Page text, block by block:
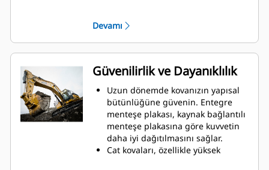
İlave taban mesafesi, kovanın alt
tarafının kazı yapmamasını
sağlayarak bakım maliyetlerini
azaltır.
Kazma işlemi sırasında yakıt
tüketimi en yüksek düzeydedir. Cat
kovaları, makinenizin toplam
çalışma üretkenliğini iyileştirmek
amacıyla malzemeleri hızlı biçimde
kesmek üzere tasarlanmıştır.
Daha az zamanda daha fazla
Devamı
Güvenilirlik ve Dayanıklılık
Uzun dönemde kovanızın yapısal
bütünlüğüne güvenin. Entegre
menteşe plakası, kaynak bağlantılı
menteşe plakasına göre kuvvetin
daha iyi dağıtılmasını sağlar.
Cat kovaları, özellikle yüksek